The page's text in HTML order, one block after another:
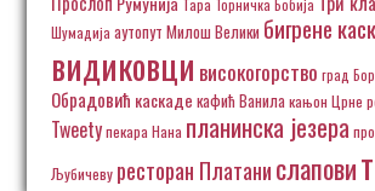
Шумадија аутопут Милош Велики бигрене
видиковци високогорство град Бор
Обрадовић каскаде кафић Ванила кањон Црне
Tweetyпекара Нана планинска језера
Љубичеву ресторан Платанислапови